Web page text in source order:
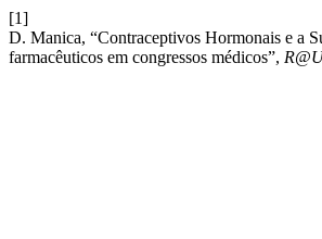
[1]
D. Manica, “Contraceptivos Hormonais e a
farmacêuticos em congressos médicos”,